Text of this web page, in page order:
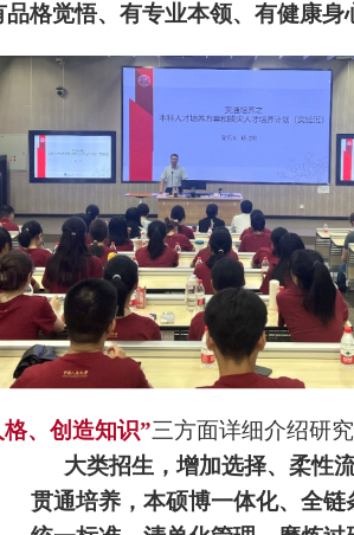
品格觉悟、有专业本领、有健康身
、创造知识”三方面详细介绍研
大类招生，增加选择、柔性
贯通培养， 本硕博一体化、全链